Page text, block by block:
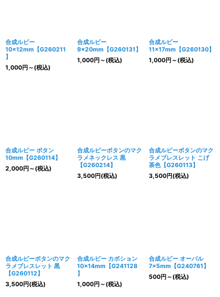
合成ルビー
10×12mm【G260211
】
1,000円 ～ (税込)
合成ルビー
9×20mm【G260131】
1,000円 ～ (税込)
合成ルビー
11×17mm【G260130】
1,000円 ～ (税込)
合成ルビー ボタン
10mm【G260114】
2,000円 ～ (税込)
合成ルビーボタンのマク
ラメネックレス 黒
【G260214】
3,500円(税込)
合成ルビーボタンのマク
ラメブレスレット こげ
茶色【G260113】
3,500円(税込)
合成ルビーボタンのマク
ラメブレスレット 黒
【G260112】
3,500円(税込)
合成ルビー カボション
10×14mm【G241128
】
1,000円 ～ (税込)
合成ルビー オーバル
7×5mm【G240761】
500円 ～ (税込)